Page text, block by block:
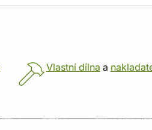
Vlastní dílna a